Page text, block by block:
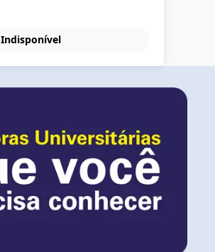
Indisponível